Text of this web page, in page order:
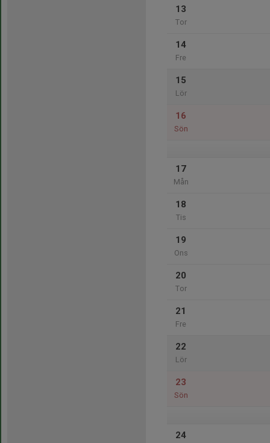
13
Tor
14
Fre
15
Lör
16
Sön
17
Mån
18
Tis
19
Ons
20
Tor
21
Fre
22
Lör
23
Sön
24